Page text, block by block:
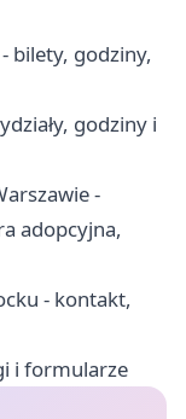
bilety, godziny,
godziny i
-
adopcyjna,
- kontakt,
i formularze